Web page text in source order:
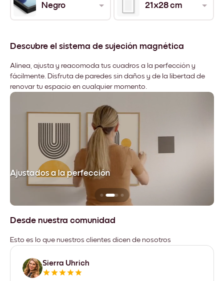
Negro 21x28 cm
Descubre el sistema de sujeción magnética
Alinea, ajusta y reacomoda tus cuadros a la perfección y
fácilmente. Disfruta de paredes sin daños y de la libertad de
renovar tu espacio en cualquier momento.
Ajustados a la perfección
Desde nuestra comunidad
Esto es lo que nuestros clientes dicen de nosotros
Sierra Uhrich